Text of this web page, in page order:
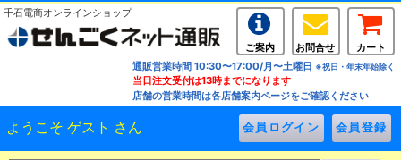
千石電商オンラインショップ
ご案内 お問合せ
カート
通販営業時間 10:30〜17:00/月〜土曜日 ※祝日・年末年始除く
当日注文受付は13時までになります
店舗の営業時間は各店舗案内ページをご確認ください
ようこそ ゲスト さん